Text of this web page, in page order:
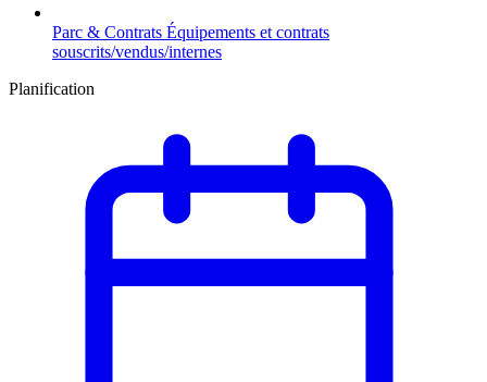
Parc & Contrats Équipements et contrats
souscrits/vendus/internes
Planification